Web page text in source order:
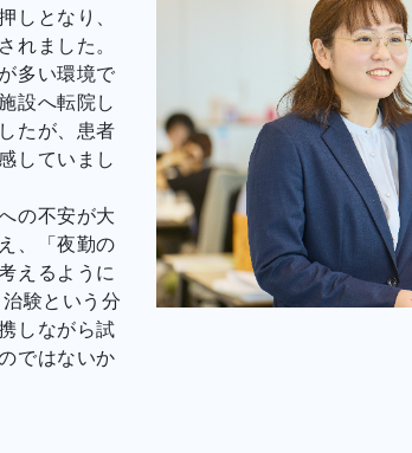
しとなり、
れました。
多い環境で
設へ転院し
たが、患者
していまし
の不安が大
、「夜勤の
えるように
験という分
しながら試
ではないか